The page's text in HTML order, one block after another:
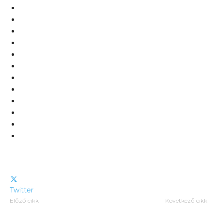
Twitter
Előző cikk Következő cikk